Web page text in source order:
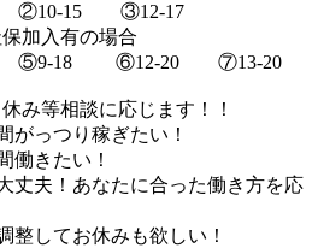
15 ③12-17
保加入有の場合
18 ⑥12-20 ⑦13-20
等相談に応じます！！
がっつり稼ぎたい！
働きたい！
丈夫！あなたに合った働き方を応
整してお休みも欲しい！